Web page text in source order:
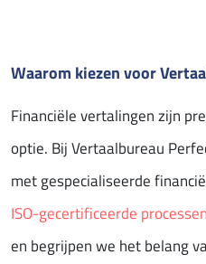
Waarom kiezen voor
Financiële vertalingen zijn
optie. Bij Vertaalbureau
met gespecialiseerde
ISO-gecertificeerde processen
en begrijpen we het belang